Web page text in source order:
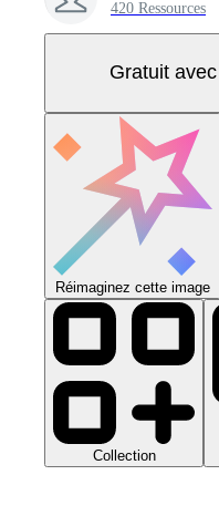
420 Ressources
Gratuit
Réimaginez cette image
Collection